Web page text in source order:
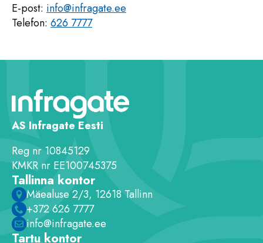
E-post: info@infragate.ee
Telefon: 626 7777
AS Infragate Eesti
Reg nr 10845129
KMKR nr EE100745375
Tallinna kontor
Mäealuse 2/3, 12618 Tallinn
+372 626 7777
info@infragate.ee
Tartu kontor